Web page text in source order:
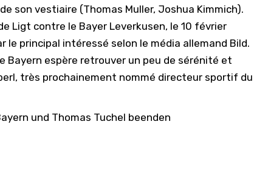
son vestiaire (Thomas Muller, Joshua Kimmich).
Ligt contre le Bayer Leverkusen, le 10 février
le principal intéressé selon le média allemand Bild.
Bayern espère retrouver un peu de sérénité et
très prochainement nommé directeur sportif du
und Thomas Tuchel beenden